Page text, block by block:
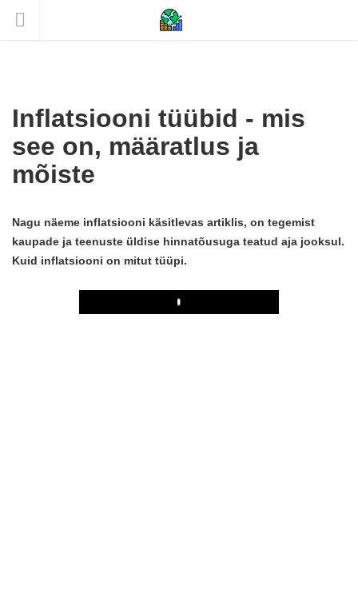
Inflatsiooni tüübid - mis
see on, määratlus ja
mõiste
Nagu näeme inflatsiooni käsitlevas artiklis, on tegemist
kaupade ja teenuste üldise hinnatõusuga teatud aja jooksul.
Kuid inflatsiooni on mitut tüüpi.
Play